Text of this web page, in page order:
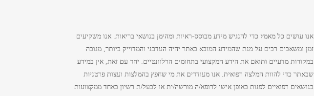
אנו עושים כל מאמץ כדי להנגיש מידע מבוסס-ראיות ומהימן בנושאי בריאות. אנו משקיעים
זמן ומשאבים רבים על מנת שהמידע המובא באתר יהיה העדכני והמדוייק ביותר, מגובה
במקורות מדעיים ותואם את הידע המקצועי בתחומים הרלוונטיים. יחד עם זאת, אין במידע
שבאתר כדי להוות המלצה רפואית. אנו מעודדים את מי שחפץ בהמלצות ועצות פרטניות
בנושאים רפואיים לפנות באופן אישי לרופא/ה מורשה/ית או לבעל/ת רשיון באחד ממקצועות